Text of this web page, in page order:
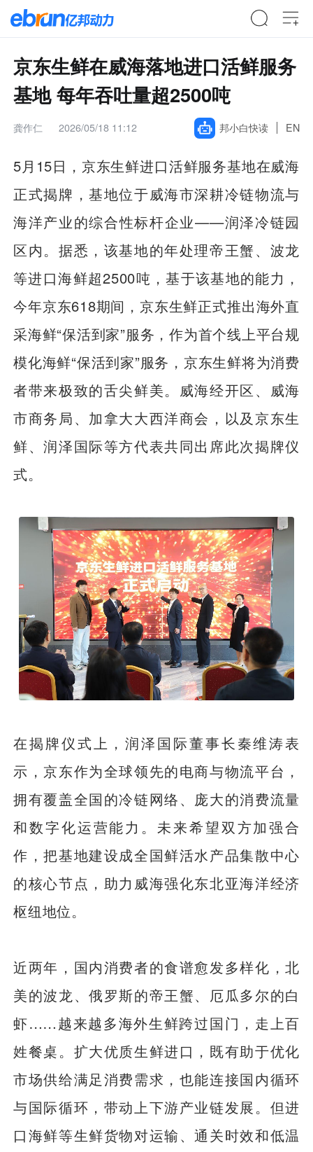
京东生鲜在威海落地进口活鲜服务
基地 每年吞吐量超2500吨
龚作仁 2026/05/18 11:12 邦小白快读 EN
5月15日，京东生鲜进口活鲜服务基地在威海
正式揭牌，基地位于威海市深耕冷链物流与
海洋产业的综合性标杆企业——润泽冷链园
区内。据悉，该基地的年处理帝王蟹、波龙
等进口海鲜超2500吨，基于该基地的能力，
今年京东618期间，京东生鲜正式推出海外直
采海鲜“保活到家”服务，作为首个线上平台规
模化海鲜“保活到家”服务，京东生鲜将为消费
者带来极致的舌尖鲜美。威海经开区、威海
市商务局、加拿大大西洋商会，以及京东生
鲜、润泽国际等方代表共同出席此次揭牌仪
式。
在揭牌仪式上，润泽国际董事长秦维涛表
示，京东作为全球领先的电商与物流平台，
拥有覆盖全国的冷链网络、庞大的消费流量
和数字化运营能力。未来希望双方加强合
作，把基地建设成全国鲜活水产品集散中心
的核心节点，助力威海强化东北亚海洋经济
枢纽地位。
近两年，国内消费者的食谱愈发多样化，北
美的波龙、俄罗斯的帝王蟹、厄瓜多尔的白
虾……越来越多海外生鲜跨过国门，走上百
姓餐桌。扩大优质生鲜进口，既有助于优化
市场供给满足消费需求，也能连接国内循环
与国际循环，带动上下游产业链发展。但进
口海鲜等生鲜货物对运输、通关时效和低温